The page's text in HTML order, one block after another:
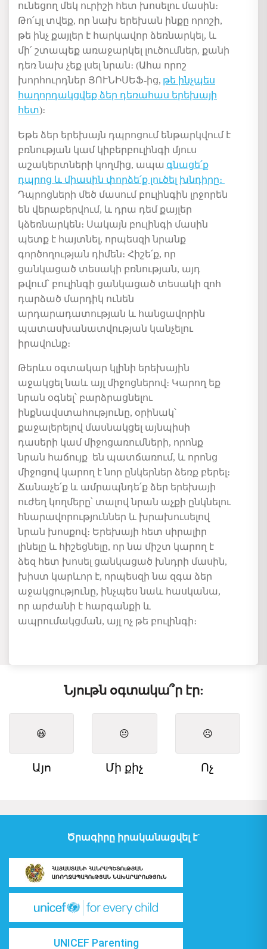
ունեցող մեկ ուրիշի հետ խոսելու մասին։
Թո՛ւյլ տվեք, որ նախ երեխան ինքը որոշի,
թե ինչ քայլեր է հարկավոր ձեռնարկել, և
մի՛ շտապեք առաջարկել լուծումներ, քանի
դեռ նախ չեք լսել նրան։ (Ահա որոշ
խորհուրդներ ՅՈՒՆԻՍԵՖ-ից, թե ինչպես
հաղորդակցվեք ձեր դեռահաս երեխայի
հետ)։
Եթե ձեր երեխայն դպրոցում ենթարկվում է
բռնության կամ կիբերբուլինգի մյուս
աշակերտների կողմից, ապա գնացե՛ք
դպրոց և միասին փորձե՛ք լուծել խնդիրը։
Դպրոցների մեծ մասում բուլինգին լրջորեն
են վերաբերվում, և դրա դեմ քայլեր
կձեռնարկեն։ Սակայն բուլինգի մասին
պետք է հայտնել, որպեսզինրանք
գործողության դիմեն։ Հիշե՛ք, որ
ցանկացած տեսակի բռնության, այդ
թվում՝ բուլինգի ցանկացած տեսակի զոհ
դարձած մարդիկ ունեն
արդարադատության և հանցավորին
պատասխանատվության կանչելու
իրավունք։
Թերևս օգտակար կլինի երեխային
աջակցել նաև այլ միջոցներով ։ Կարող եք
նրան օգնել՝ բարձրացնելու
ինքնավստահությունը, օրինակ՝
քաջալերելով մասնակցել այնպիսի
դասերի կամ միջոցառումների, որոնք
նրան հաճույք են պատճառում, և որոնց
միջոցով կարող էնոր ընկերներ ձեռք բերել։
Ճանաչե՛ք և ամրապնդե՛ք ձեր երեխայի
ուժեղ կողմերը՝ տալով նրան աչքի ընկնելու
հնարավորություններ և խրախուսելով
նրան խոսքով։ Երեխայի հետ սիրալիր
լինելը և հիշեցնելը, որ նա միշտ կարող է
ձեզ հետ խոսել ցանկացած խնդրի մասին,
խիստ կարևոր է, որպեսզինա զգա ձեր
աջակցությունը, ինչպես նաև հասկանա,
որ արժանի է հարգանքի և
ապրումակցման, այլ ոչ թե բուլինգի։
Նյութն օգտակա՞ր էր:
😃
Այո
😐
Մի քիչ
☹️
Ոչ
Ծրագիրը իրականացվել է`
UNICEF Parenting